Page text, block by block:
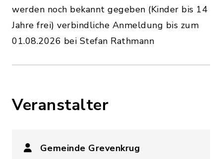
werden noch bekannt gegeben (Kinder bis 14
Jahre frei) verbindliche Anmeldung bis zum
01.08.2026 bei Stefan Rathmann
Veranstalter
Gemeinde Grevenkrug